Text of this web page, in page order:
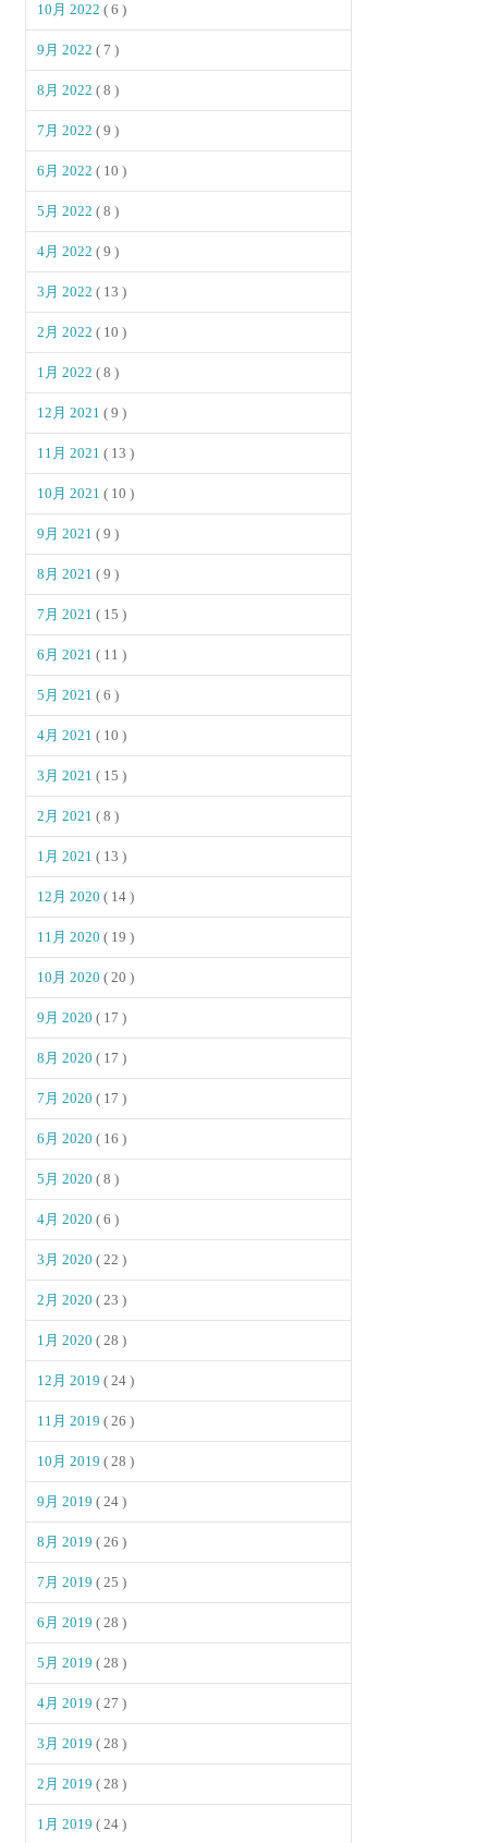
10月 2022( 6 )
9月 2022( 7 )
8月 2022( 8 )
7月 2022( 9 )
6月 2022( 10 )
5月 2022( 8 )
4月 2022( 9 )
3月 2022( 13 )
2月 2022( 10 )
1月 2022( 8 )
12月 2021( 9 )
11月 2021( 13 )
10月 2021( 10 )
9月 2021( 9 )
8月 2021( 9 )
7月 2021( 15 )
6月 2021( 11 )
5月 2021( 6 )
4月 2021( 10 )
3月 2021( 15 )
2月 2021( 8 )
1月 2021( 13 )
12月 2020( 14 )
11月 2020( 19 )
10月 2020( 20 )
9月 2020( 17 )
8月 2020( 17 )
7月 2020( 17 )
6月 2020( 16 )
5月 2020( 8 )
4月 2020( 6 )
3月 2020( 22 )
2月 2020( 23 )
1月 2020( 28 )
12月 2019( 24 )
11月 2019( 26 )
10月 2019( 28 )
9月 2019( 24 )
8月 2019( 26 )
7月 2019( 25 )
6月 2019( 28 )
5月 2019( 28 )
4月 2019( 27 )
3月 2019( 28 )
2月 2019( 28 )
1月 2019( 24 )